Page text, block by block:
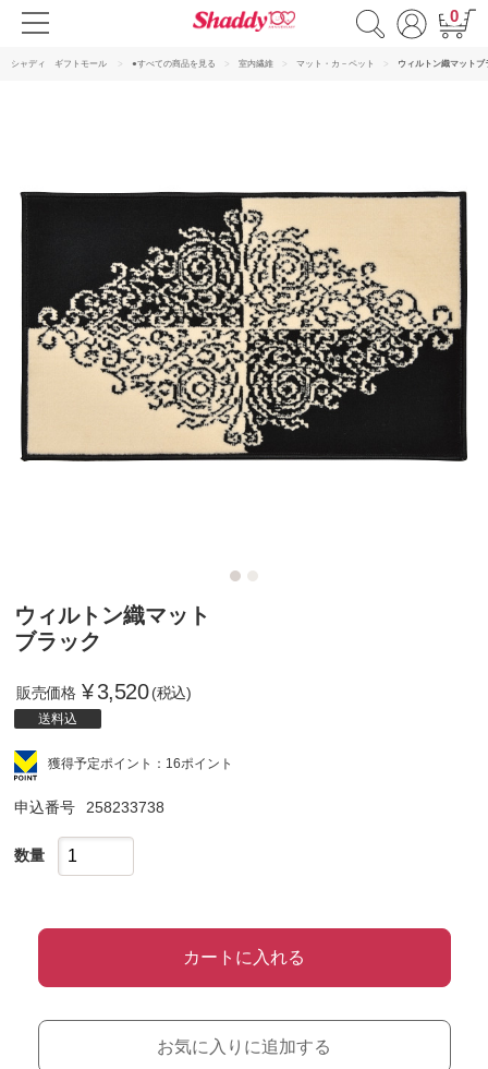
0
シャディ ギフトモール ●すべての商品を見る 室内繊維 マット・カ－ペット ウィルトン織マットブ
ウィルトン織マット
ブラック
販売価格 ¥3,520 (税込)
送料込
獲得予定ポイント：16ポイント
申込番号 258233738
数量
カートに入れる
お気に入りに追加する